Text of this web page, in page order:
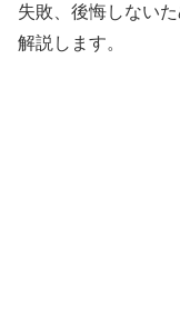
失敗、後悔しない
解説します。